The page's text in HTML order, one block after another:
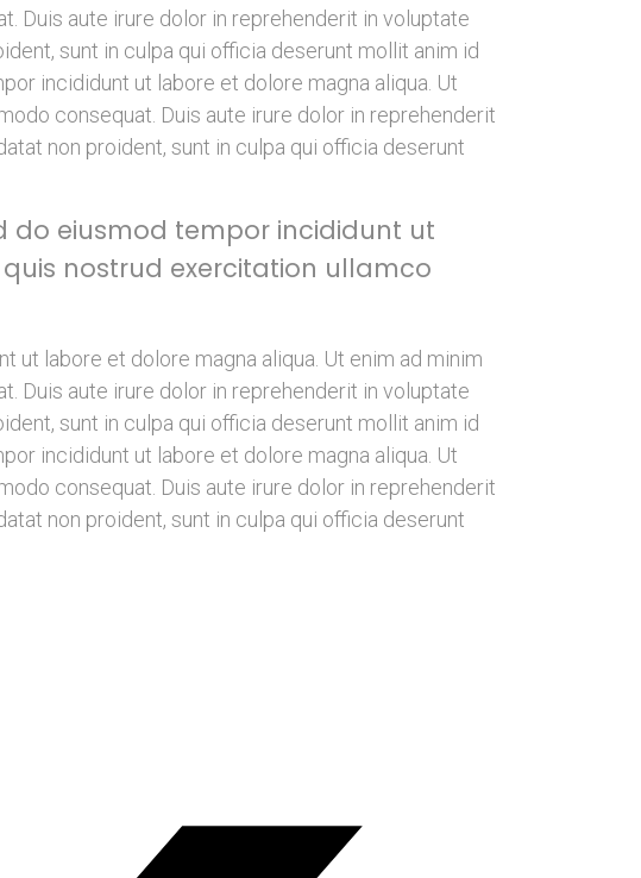
Duis aute irure dolor in reprehenderit in voluptate
sunt in culpa qui officia deserunt mollit anim id
incididunt ut labore et dolore magna aliqua. Ut
consequat. Duis aute irure dolor in reprehenderit
non proident, sunt in culpa qui officia deserunt
do eiusmod tempor incididunt ut
nostrud exercitation ullamco
labore et dolore magna aliqua. Ut enim ad minim
Duis aute irure dolor in reprehenderit in voluptate
sunt in culpa qui officia deserunt mollit anim id
incididunt ut labore et dolore magna aliqua. Ut
consequat. Duis aute irure dolor in reprehenderit
non proident, sunt in culpa qui officia deserunt